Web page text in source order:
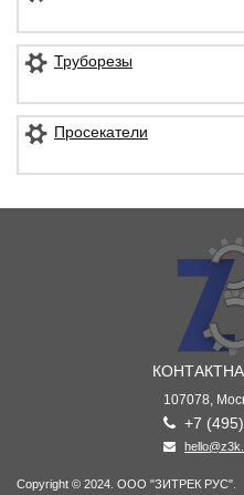
Труборезы
Просекатели
107078,
+7
Copyright © 2024. ООО "ЗИТРЕК РУС".